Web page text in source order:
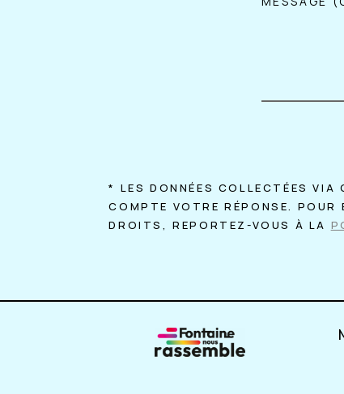
* LES DONNÉES COLLECTÉES VIA
COMPTE VOTRE RÉPONSE. POUR
DROITS, REPORTEZ-VOUS À LA